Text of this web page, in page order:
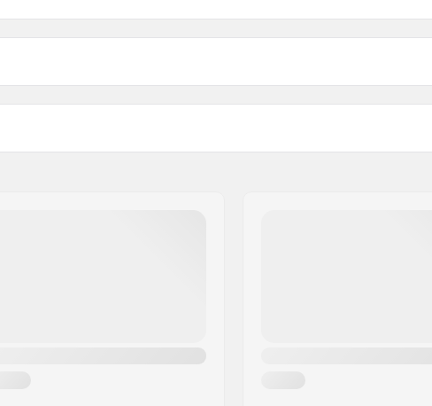
BMX
Bandenspanning:
Aantal per verpakking: